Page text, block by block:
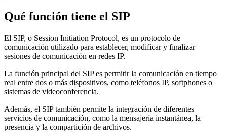
Qué función tiene el SIP
El SIP, o Session Initiation Protocol, es un protocolo de
comunicación utilizado para establecer, modificar y finalizar
sesiones de comunicación en redes IP.
La función principal del SIP es permitir la comunicación en tiempo
real entre dos o más dispositivos, como teléfonos IP, softphones o
sistemas de videoconferencia.
Además, el SIP también permite la integración de diferentes
servicios de comunicación, como la mensajería instantánea, la
presencia y la compartición de archivos.